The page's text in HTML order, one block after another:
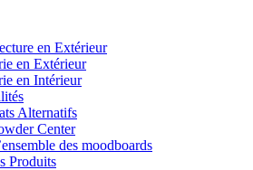
en Extérieur
en Extérieur
en Intérieur
Alternatifs
Center
des moodboards
Produits